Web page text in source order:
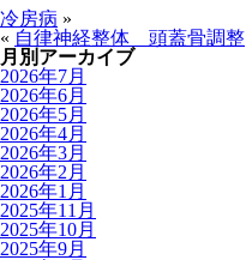
冷房病 »
« 自律神経整体 頭蓋骨調整
月別アーカイブ
2026年7月
2026年6月
2026年5月
2026年4月
2026年3月
2026年2月
2026年1月
2025年11月
2025年10月
2025年9月